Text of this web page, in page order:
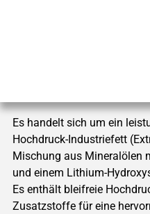
Es handelt sich um ein
Hochdruck-Industriefett
Mischung aus Mineralölen
und einem Lithium-
Es enthält bleifreie
Zusatzstoffe für eine